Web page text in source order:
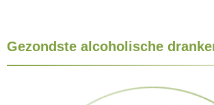
Gezondste alcoholische